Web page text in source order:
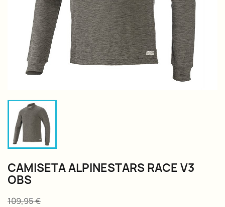
CAMISETA ALPINESTARS RACE V3
OBS
109,95 €